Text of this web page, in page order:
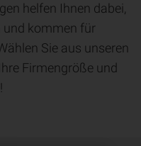
helfen Ihnen dabei,
und kommen für
Sie aus unseren
Firmengröße und